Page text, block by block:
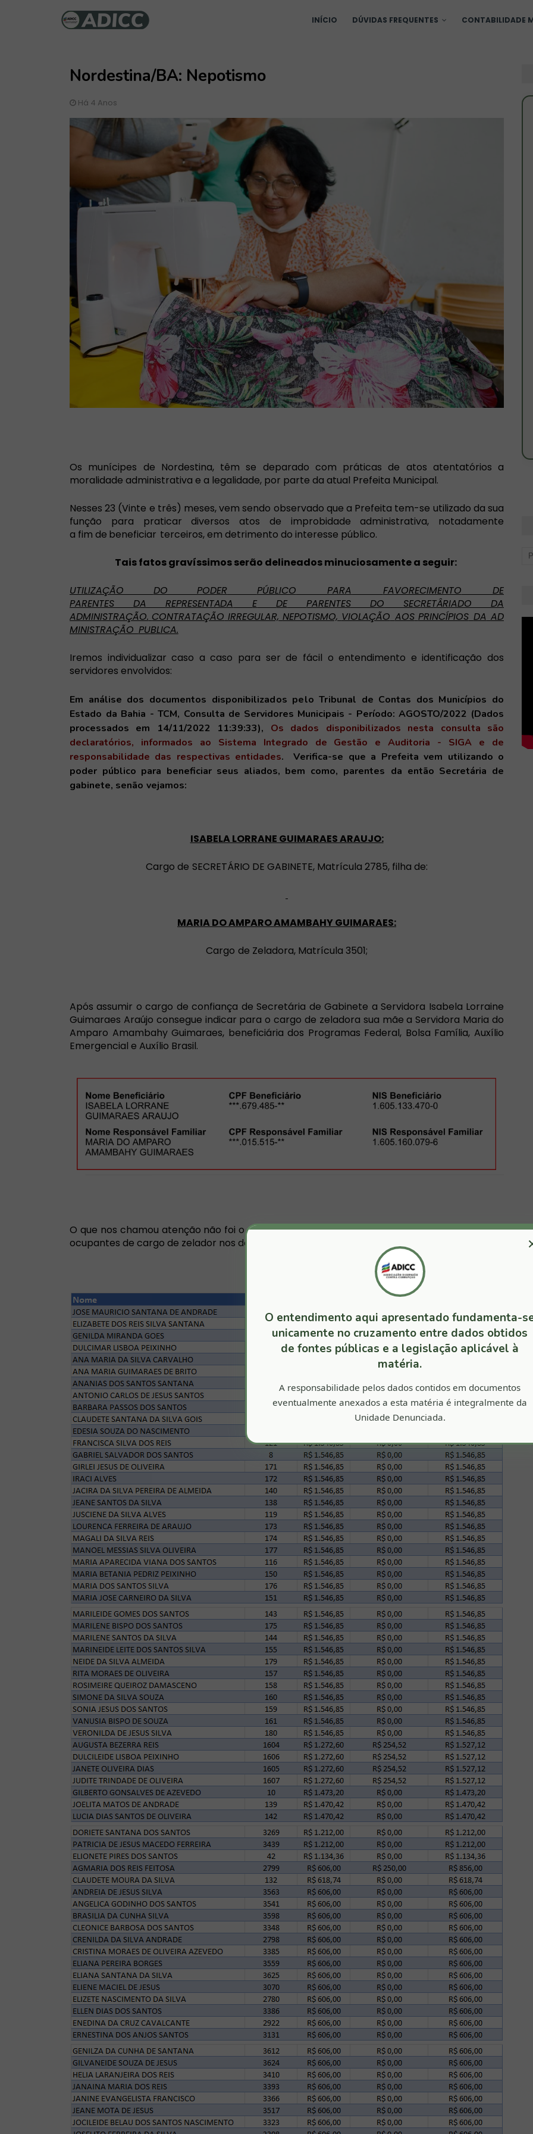
INÍCIO DÚVIDAS FREQUENTES CONTABILIDADE
Nordestina/BA: Nepotismo
Há 4 Anos
Os munícipes de Nordestina, têm se deparado com práticas de atos atentatórios a
moralidade administrativa e a legalidade, por parte da atual Prefeita Municipal.
Nesses 23 (Vinte e três) meses,vem sendo observado que a Prefeita tem-se utilizado da sua
função para
praticar diversos atos de improbidade administrativa, notadamente
a fim de beneficiar terceiros,em detrimento do interesse público.
Tais fatos gravíssimos serão delineados minuciosamente a seguir:
UTILIZAÇÃO DO PODER PÚBLICO PARA FAVORECIMENTO
DE
PARENTES
DA REPRESENTADA E DE PARENTES DO
SECRETÂRIADO DA
ADMINISTRAÇÃO. CONTRATAÇÃO IRREGULAR, NEPOTISMO, VIOLAÇÃO AOS PRINCÍPIOS DA AD
MINISTRAÇÃO PUBLICA.
Iremos individualizar caso a caso para ser de fácil o entendimento e identificação dos
servidores envolvidos:
Em análise dos documentos disponibilizados pelo Tribunal de Contas dos Municípios do
Estado da Bahia - TCM, Consulta de Servidores Municipais - Período: AGOSTO/2022 (Dados
processados em 14/11/2022 11:39:33), Os dados disponibilizados nesta consulta são
declaratórios, informados ao Sistema Integrado de Gestão e Auditoria - SIGA e de
responsabilidade das respectivas entidades. Verifica-se que a Prefeitavem utilizando o
poder público para beneficiar seus aliados, bem como, parentes da então Secretária de
gabinete, senão vejamos:
ISABELA LORRANE GUIMARAES ARAUJO:
Cargo de SECRETÁRIO DE GABINETE, Matrícula 2785, filha de:
MARIA DO AMPARO AMAMBAHY GUIMARAES:
Cargo de Zeladora, Matrícula 3501;
Após assumir o cargo de confiança de Secretária de Gabinete a Servidora Isabela Lorraine
Guimaraes Araújo consegue indicar para o cargo de zeladora sua mãe a Servidora Maria do
Amparo Amambahy Guimaraes, beneficiária dos Programas Federal, Bolsa Família, Auxílio
Emergencial e Auxílio Brasil.
O que nos chamou atenção não foi o cargo e salário da nomeada, mas ao analisar todos os
ocupantes de cargo de zelador nos deparamos com vários absurdos, vejamos:
O entendimento aqui apresentado fundamenta-
unicamente no cruzamento entre dados obtidos
de fontes públicas e a legislação aplicável à
matéria.
A responsabilidade pelos dados contidos em documentos
eventualmente anexados a esta matéria é integralmente da
Unidade Denunciada.